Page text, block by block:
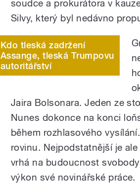
soudce a prokurátora v
Silvy, který byl nedávno
Kdo tleská zadržení
Assange, tleská Trumpovu
autoritářství
Jaira Bolsonara. Jeden ze
Nunes dokonce na konci
během rozhlasového
rovinu. Nejpodstatnější je
vrhá na budoucnost
výkon své novinářské práce.